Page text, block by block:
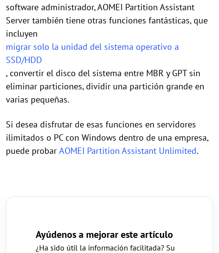
software administrador, AOMEI Partition Assistant
Server también tiene otras funciones fantásticas, que
incluyen
migrar solo la unidad del sistema operativo a
SSD/HDD
, convertir el disco del sistema entre MBR y GPT sin
eliminar particiones, dividir una partición grande en
varias pequeñas.
Si desea disfrutar de esas funciones en servidores
ilimitados o PC con Windows dentro de una empresa,
puede probar AOMEI Partition Assistant Unlimited.
Ayúdenos a mejorar este artículo
¿Ha sido útil la información facilitada? Su